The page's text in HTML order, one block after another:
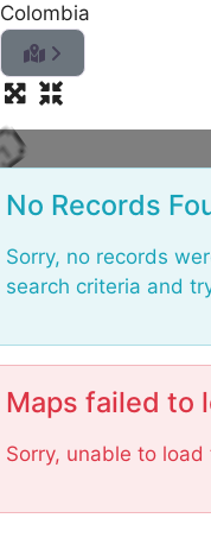
Colombia
No Records
Sorry, no records
search criteria and
Maps failed to
Sorry, unable to load